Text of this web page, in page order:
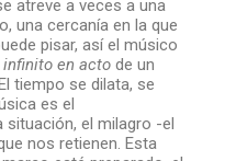
atreve a veces a una
una cercanía en la que
pisar, así el músico
infinito en acto de un
tiempo se dilata, se
es el
el milagro -el
nos retienen. Esta